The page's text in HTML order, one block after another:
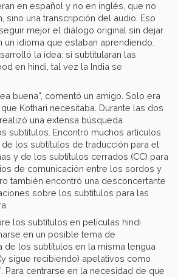
en español y no en inglés, que no
sino una transcripción del audio. Eso
mejor el diálogo original sin dejar
idioma que estaban aprendiendo.
la idea: si subtitularan las
en hindi, tal vez la India se
buena”, comentó un amigo. Solo era
Kothari necesitaba. Durante las dos
una extensa búsqueda
subtítulos. Encontró muchos artículos
los subtítulos de traducción para el
y de los subtítulos cerrados (CC) para
de comunicación entre los sordos y
también encontró una desconcertante
sobre los subtítulos para las
los subtítulos en películas hindi
en un posible tema de
de los subtítulos en la misma lengua
sigue recibiendo) apelativos como
Para centrarse en la necesidad de que